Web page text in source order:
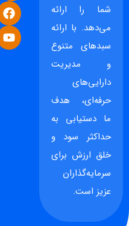
شما را ارائه
می‌دهد. با ارائه
سبدهای متنوع
و مدیریت
دارایی‌های
حرفه‌ای، هدف
ما دستیابی به
حداکثر سود و
خلق ارزش برای
سرمایه‌گذاران
عزیز است.